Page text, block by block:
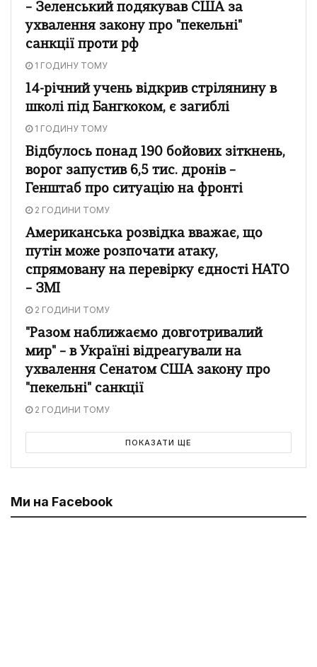
– Зеленський подякував США за
ухвалення закону про "пекельні"
санкції проти рф
1 ГОДИНУ ТОМУ
14-річний учень відкрив стрілянину в
школі під Бангкоком, є загиблі
1 ГОДИНУ ТОМУ
Відбулось понад 190 бойових зіткнень,
ворог запустив 6,5 тис. дронів –
Генштаб про ситуацію на фронті
2 ГОДИНИ ТОМУ
Американська розвідка вважає, що
путін може розпочати атаку,
спрямовану на перевірку єдності НАТО
– ЗМІ
2 ГОДИНИ ТОМУ
"Разом наближаємо довготривалий
мир" – в Україні відреагували на
ухвалення Сенатом США закону про
"пекельні" санкції
2 ГОДИНИ ТОМУ
ПОКАЗАТИ ЩЕ
Ми на Facebook